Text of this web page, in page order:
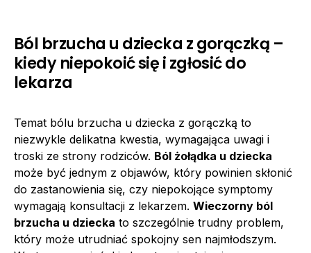
Ból brzucha u dziecka z gorączką –
kiedy niepokoić się i zgłosić do
lekarza
Temat bólu brzucha u dziecka z gorączką to
niezwykle delikatna kwestia, wymagająca uwagi i
troski ze strony rodziców. Ból żołądka u dziecka
może być jednym z objawów, który powinien skłonić
do zastanowienia się, czy niepokojące symptomy
wymagają konsultacji z lekarzem. Wieczorny ból
brzucha u dziecka to szczególnie trudny problem,
który może utrudniać spokojny sen najmłodszym.